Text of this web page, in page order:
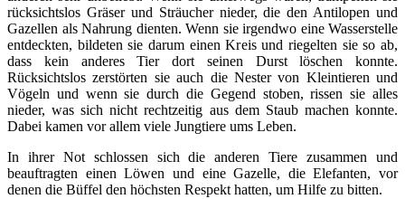
rücksichtslos Gräser und Sträucher nieder, die den Antilopen und
Gazellen als Nahrung dienten. Wenn sie irgendwo eine Wasserstelle
entdeckten, bildeten sie darum einen Kreis und riegelten sie so ab,
dass kein anderes Tier dort seinen Durst löschen konnte.
Rücksichtslos zerstörten sie auch die Nester von Kleintieren und
Vögeln und wenn sie durch die Gegend stoben, rissen sie alles
nieder, was sich nicht rechtzeitig aus dem Staub machen konnte.
Dabei kamen vor allem viele Jungtiere ums Leben.
In ihrer Not schlossen sich die anderen Tiere zusammen und
beauftragten einen Löwen und eine Gazelle, die Elefanten, vor
denen die Büffel den höchsten Respekt hatten, um Hilfe zu bitten.